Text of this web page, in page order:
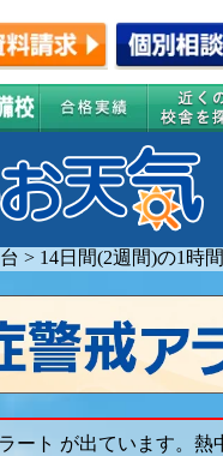
> 14日間(2週間)の1時
ート が出ています。熱